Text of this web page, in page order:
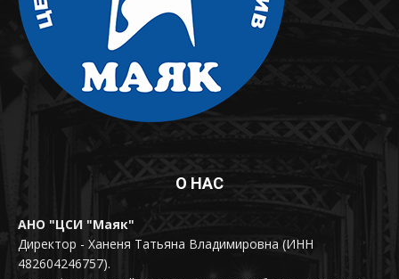
О НАС
АНО "ЦСИ "Маяк"
Директор - Ханеня Татьяна Владимировна (ИНН
482604246757).